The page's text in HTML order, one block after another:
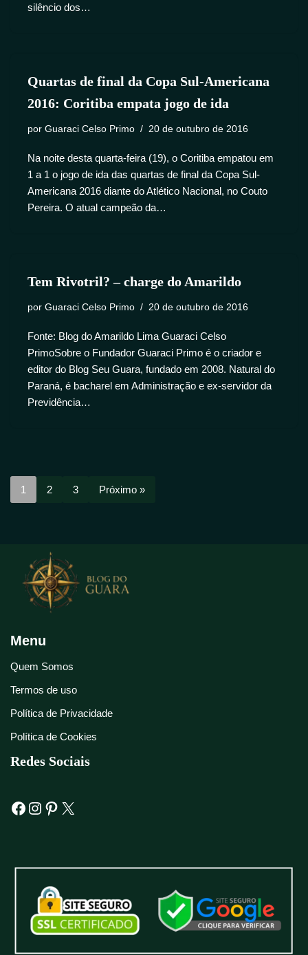
silêncio dos…
Quartas de final da Copa Sul-Americana
2016: Coritiba empata jogo de ida
por Guaraci Celso Primo 20 de outubro de 2016
Na noite desta quarta-feira (19), o Coritiba empatou em
1 a 1 o jogo de ida das quartas de final da Copa Sul-
Americana 2016 diante do Atlético Nacional, no Couto
Pereira. O atual campeão da…
Tem Rivotril? – charge do Amarildo
por Guaraci Celso Primo 20 de outubro de 2016
Fonte: Blog do Amarildo Lima Guaraci Celso
PrimoSobre o Fundador Guaraci Primo é o criador e
editor do Blog Seu Guara, fundado em 2008. Natural do
Paraná, é bacharel em Administração e ex-servidor da
Previdência…
1 2 3 Próximo »
Menu
Quem Somos
Termos de uso
Política de Privacidade
Política de Cookies
Redes Sociais